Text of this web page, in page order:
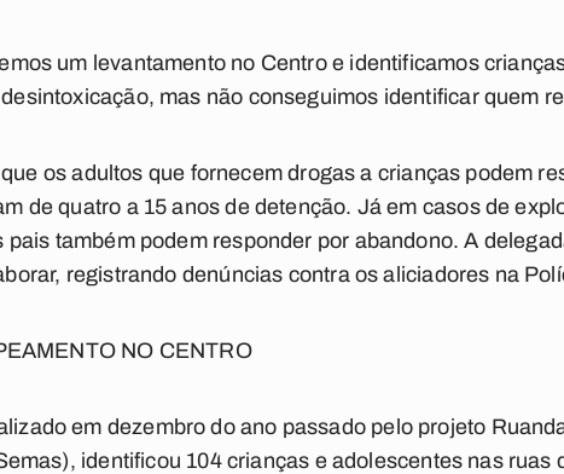
um levantamento no Centro e identificamos
mas não conseguimos identificar quem
os adultos que fornecem drogas a crianças podem
de quatro a 15 anos de detenção. Já em casos de
pais também podem responder por abandono. A
registrando denúncias contra os aliciadores na
NO CENTRO
em dezembro do ano passado pelo projeto
identificou 104 crianças e adolescentes nas ruas